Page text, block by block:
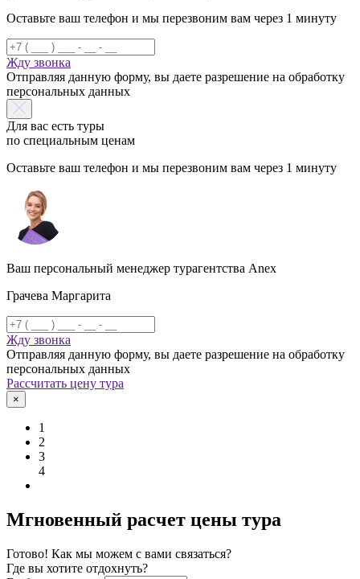
Оставьте ваш телефон и мы перезвоним вам через 1 минуту
Жду звонка
Отправляя данную форму, вы даете разрешение на обработку
персональных данных
Для вас есть туры
по специальным ценам
Оставьте ваш телефон и мы перезвоним вам через 1 минуту
Ваш персональный менеджер турагентства Anex
Грачева Маргарита
Жду звонка
Отправляя данную форму, вы даете разрешение на обработку
персональных данных
Рассчитать цену тура
×
1
2
3
4
Мгновенный расчет цены тура
Готово! Как мы можем с вами связаться?
Где вы хотите отдохнуть?